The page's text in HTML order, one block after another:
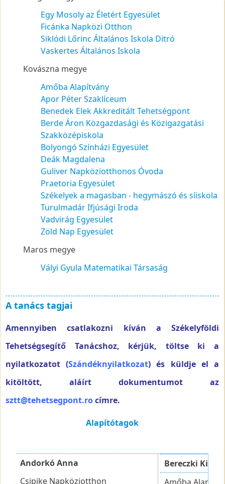
Egy Mosoly az Életért Egyesület
Ficánka Napközi Otthon
Siklódi Lőrinc Általános Iskola Ditró
Vaskertes Általános Iskola
Kovászna megye
Amőba Alapítvány
Apor Péter Szaklíceum
Benedek Elek Akkreditált Tehetségpont
Berde Áron Közgazdasági és Közigazgatási
Szakközépiskola
Bolyongó Színházi Egyesület
Deák Magdalena
Guliver Napköziotthonos Óvoda
Praetoria Egyesület
Székelyek a magasban - hegymászó és síiskola
Turulmadár Ifjúsági Iroda
Vadvirág Egyesület
Zöld Nap Egyesület
Maros megye
Vályi Gyula Matematikai Társaság
A tanács tagjai
Amennyiben csatlakozni kíván a Székelyföldi
Tehetségsegítő Tanácshoz, kérjük, töltse ki a
nyilatkozatot (Szándéknyilatkozat) és küldje el a
kitöltött, aláírt dokumentumot az
sztt@tehetsegpont.rocímre.
Alapítótagok
Andorkó Anna
Csipike Napköziotthon
Bereczki Kinga